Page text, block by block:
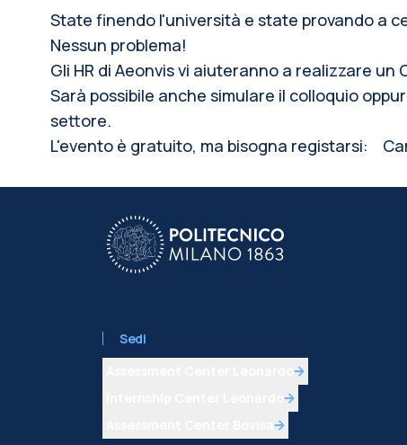
State finendo l'università e state provando a
Nessun problema!
Gli HR di Aeonvis vi aiuteranno a realizzare
Sarà possibile anche simulare il colloquio
settore.
L'evento è gratuito, ma bisogna registarsi:
Sedi